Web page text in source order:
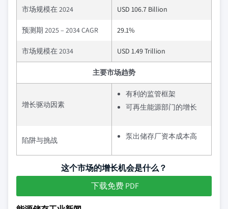
市场规模在 2024 USD 106.7 Billion
预测期 2025 – 2034 CAGR 29.1%
市场规模在 2034 USD 1.49 Trillion
主要市场趋势
增长驱动因素
有利的监管框架
可再生能源部门的增长
陷阱与挑战 泵出储存厂资本成本高
这个市场的增长机会是什么？
下载免费 PDF